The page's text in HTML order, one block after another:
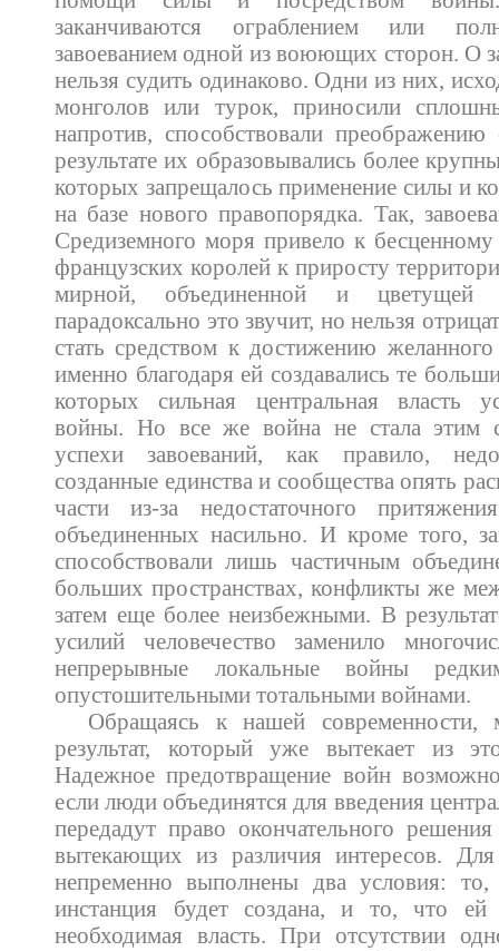
заканчиваются ограблением или
завоеванием одной из воюющих сторон. О
нельзя судить одинаково. Одни из них,
монголов или турок, приносили
напротив, способствовали
результате их образовывались более
которых запрещалось применение силы и
на базе нового правопорядка. Так,
Средиземного моря привело к
французских королей к приросту
мирной, объединенной и
парадоксально это звучит, но нельзя
стать средством к достижению
именно благодаря ей создавались те
которых сильная центральная власть
войны. Но все же война не стала этим
успехи завоеваний, как правило,
созданные единства и сообщества опять
части из-за недостаточного
объединенных насильно. И кроме того,
способствовали лишь частичным
больших пространствах, конфликты же
затем еще более неизбежными. В
усилий человечество заменило
непрерывные локальные войны
опустошительными тотальными войнами.
Обращаясь к нашей
результат, который уже вытекает из
Надежное предотвращение войн
если люди объединятся для введения
передадут право окончательного
вытекающих из различия интересов.
непременно выполнены два условия: то,
инстанция будет создана, и то, что ей
необходимая власть. При отсутствии